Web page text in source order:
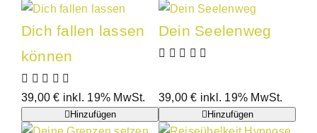
Dich fallen lassen
können
39,00€ inkl. 19% MwSt.
Hinzufügen
Dein Seelenweg
39,00€ inkl. 19% MwSt.
Hinzufügen